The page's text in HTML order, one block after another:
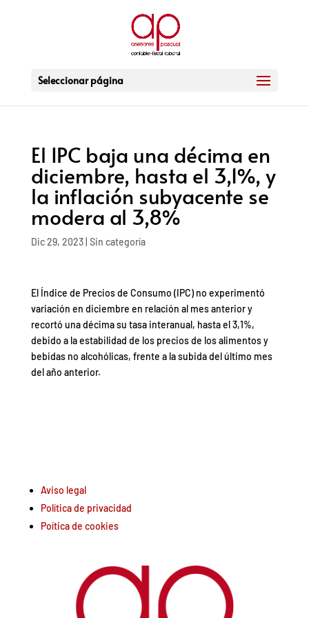
Seleccionar página
El IPC baja una décima en
diciembre, hasta el 3,1%, y
la inflación subyacente se
modera al 3,8%
Dic 29, 2023| Sin categoría
El Índice de Precios de Consumo (IPC) no experimentó
variación en diciembre en relación al mes anterior y
recortó una décima su tasa interanual, hasta el 3,1%,
debido a la estabilidad de los precios de los alimentos y
bebidas no alcohólicas, frente a la subida del último mes
del año anterior.
Aviso legal
Política de privacidad
Poítica de cookies